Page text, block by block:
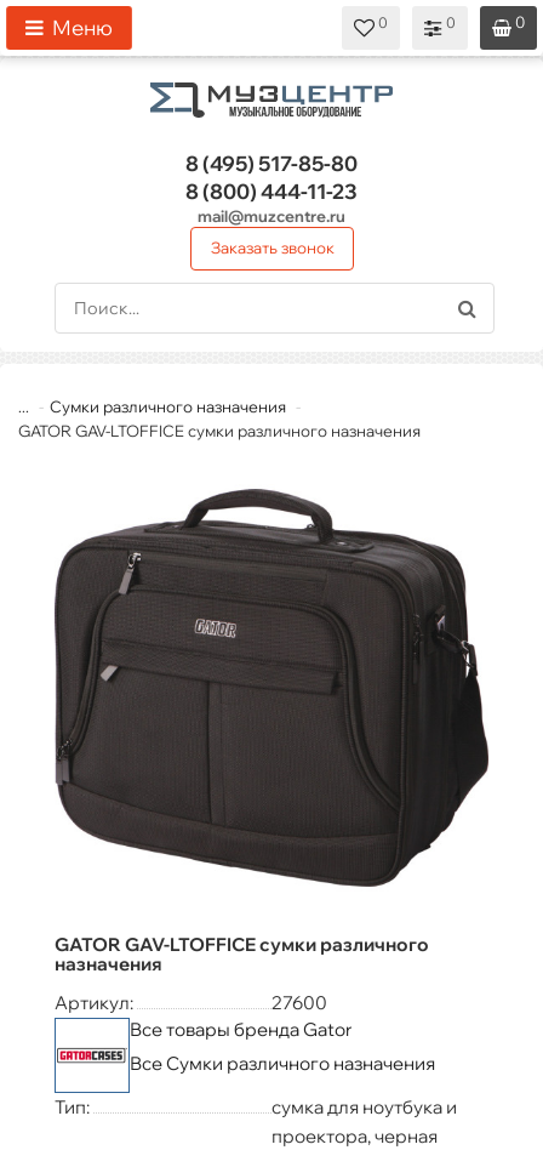
0
0
0
Меню
8 (495)517-85-80
8 (800)444-11-23
mail@muzcentre.ru
Заказать звонок
...
Сумки различного назначения
GATOR GAV-LTOFFICE сумки различного назначения
GATOR GAV-LTOFFICE сумки различного
назначения
Артикул:
27600
Все товары бренда Gator
Все Сумки различного назначения
Тип:
сумка для ноутбука и
проектора, черная